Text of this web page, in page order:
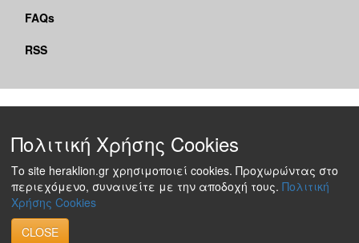
FAQs
RSS
Πολιτική Χρήσης Cookies
Το site heraklion.gr χρησιμοποιεί cookies. Προχωρώντας στο
περιεχόμενο, συναινείτε με την αποδοχή τους. Πολιτική
Χρήσης Cookies
CLOSE